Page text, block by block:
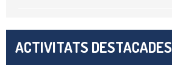
ACTIVITATS DESTACADES